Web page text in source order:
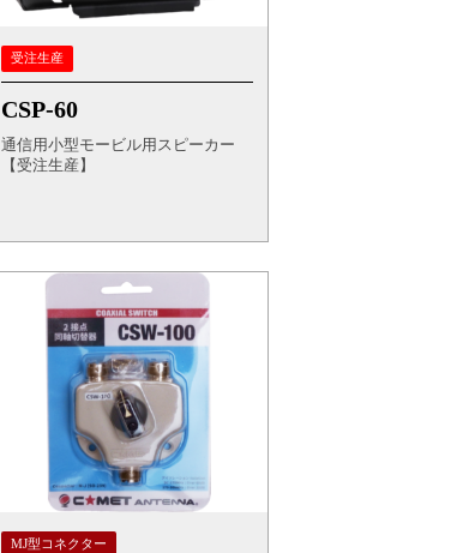
受注生産
CSP-60
通信用小型モービル用スピーカー
【受注生産】
MJ型コネクター